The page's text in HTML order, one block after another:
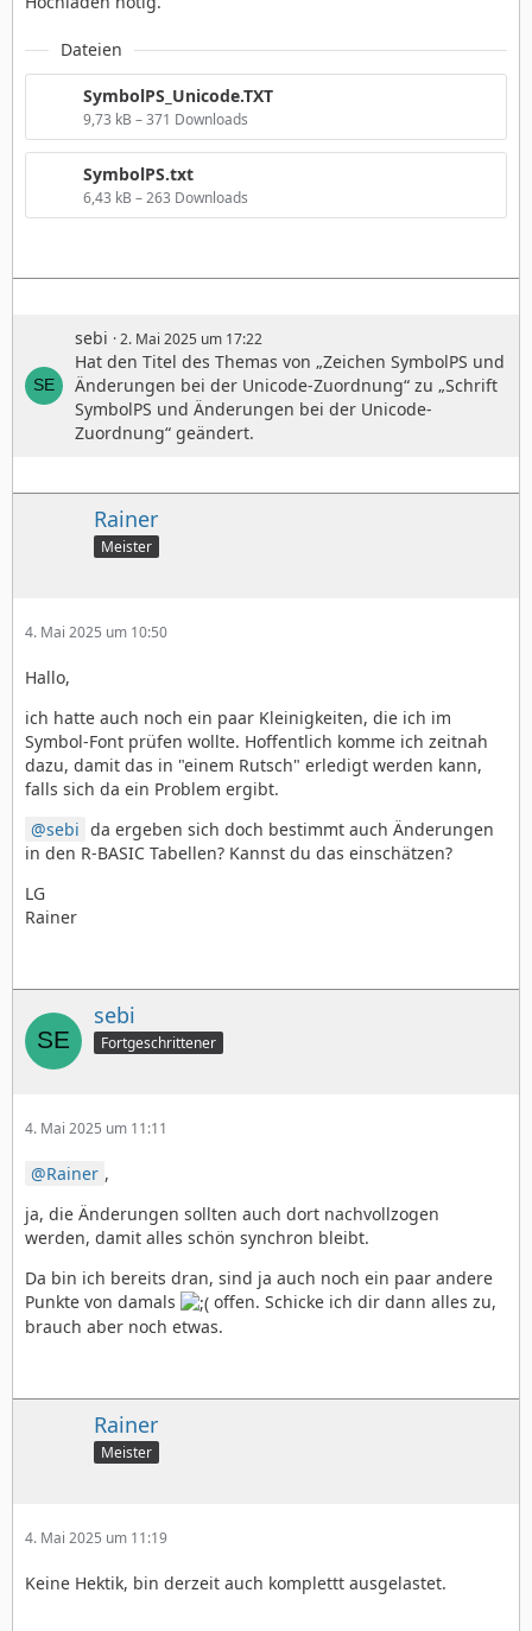
Dateien
SymbolPS_Unicode.TXT
9,73 kB – 371 Downloads
SymbolPS.txt
6,43 kB – 263 Downloads
sebi 2. Mai 2025 um 17:22
Hat den Titel des Themas von „Zeichen SymbolPS und
Änderungen bei der Unicode-Zuordnung“ zu „Schrift
SymbolPS und Änderungen bei der Unicode-
Zuordnung“ geändert.
Rainer
Meister
4. Mai 2025 um 10:50
Hallo,
ich hatte auch noch ein paar Kleinigkeiten, die ich im
Symbol-Font prüfen wollte. Hoffentlich komme ich zeitnah
dazu, damit das in "einem Rutsch" erledigt werden kann,
falls sich da ein Problem ergibt.
sebi da ergeben sich doch bestimmt auch Änderungen
in den R-BASIC Tabellen? Kannst du das einschätzen?
LG
Rainer
sebi
Fortgeschrittener
4. Mai 2025 um 11:11
Rainer ,
ja, die Änderungen sollten auch dort nachvollzogen
werden, damit alles schön synchron bleibt.
Da bin ich bereits dran, sind ja auch noch ein paar andere
Punkte von damals
offen. Schicke ich dir dann alles zu,
brauch aber noch etwas.
Rainer
Meister
4. Mai 2025 um 11:19
Keine Hektik, bin derzeit auch komplettt ausgelastet.